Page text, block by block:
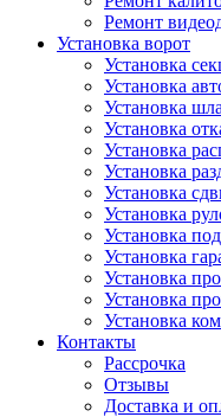
Ремонт
Установка ворот
Установка
Установка
Установка
Установка
Установка
Установка
Установка
Установка
Установка
Установка
Установка
Установка
Установка
Контакты
Рассрочка
Отзывы
Доставка и